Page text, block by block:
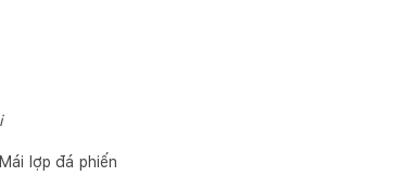
lợp đá phiến